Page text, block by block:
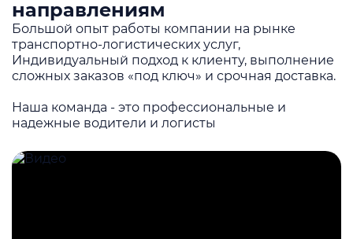
направлениям
Большой опыт работы компании на рынке
транспортно-логистических услуг,
Индивидуальный подход к клиенту, выполнение
сложных заказов «под ключ» и срочная доставка.
Наша команда - это профессиональные и
надежные водители и логисты